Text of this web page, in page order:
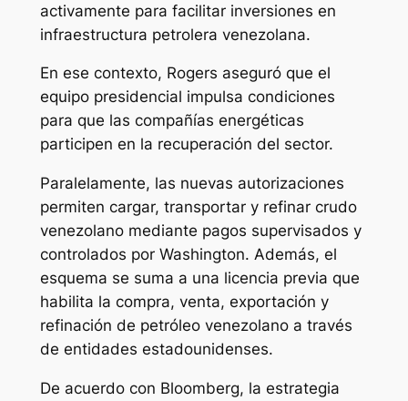
activamente para facilitar inversiones en
infraestructura petrolera venezolana.
En ese contexto, Rogers aseguró que el
equipo presidencial impulsa condiciones
para que las compañías energéticas
participen en la recuperación del sector.
Paralelamente, las nuevas autorizaciones
permiten cargar, transportar y refinar crudo
venezolano mediante pagos supervisados y
controlados por Washington. Además, el
esquema se suma a una licencia previa que
habilita la compra, venta, exportación y
refinación de petróleo venezolano a través
de entidades estadounidenses.
De acuerdo con Bloomberg, la estrategia